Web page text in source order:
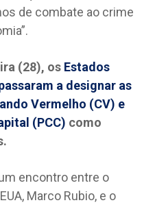
de combate ao crime
(28), os Estados
a designar as
Vermelho (CV) e
(PCC) como
encontro entre o
Marco Rubio, e o